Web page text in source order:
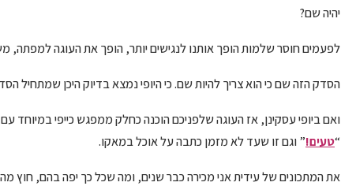
יהיה שם?
לפעמים חוסר שלמות הופך אותנו לנגישים יותר, הופך את העוגה למפתה,
הסדק הזה שם כי הוא צריך להיות שם. כי היופי נמצא בדיוק היכן שמתחיל
ואם ביופי עסקינן, אז העוגה שלפניכם הוכנה כחלק ממפגש כייפי במיוחד
“טעים!” וגם זו שעד לא מזמן כתבה על אוכל במאקו.
את המתכונים של עידית אני מכירה כבר שנים, ומה שכל כך יפה בהם, חוץ